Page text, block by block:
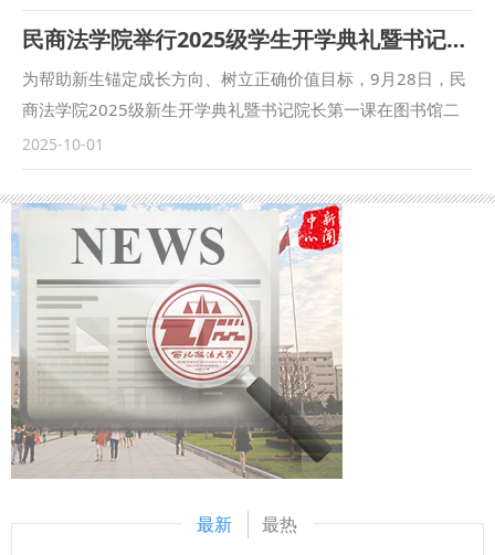
助理赵琳、闫欢应邀参会。 在论坛主旨发言环节，鲁洋作题
为“‘四个与共’与铸牢中华民族共同体意识”的发言。在平行论坛
发言环节，赵琳作题为“一核两融·三维协同：西北政法大学思
政课教学高质量发展的实践探索”的发言。鲁洋还参加了“立格
联盟”高校院长与组团式对口援助新疆政法学院马克思主义学
院院长联席会议。 本次立格联盟院长论坛的举办恰逢庆祝新
疆维吾尔自治区成立70周年之际，论坛紧紧聚焦铸牢中华民族
共同体意识和新时代边疆治理，是高校人文社会科学研究围绕
党在新时代中心工作的体现，为进一步贯彻落实新时代治疆方
略提供了学术交流与实践探索的平台。 （供稿：马克思主义
学院 撰稿：鲁洋 审核：刘驰）
民商法学院举行2025级学生开学典礼暨书记院长第一课
为帮助新生锚定成长方向、树立正确价值目标，9月28日，民
商法学院2025级新生开学典礼暨书记院长第一课在图书馆二
楼满天星报告厅举行。民商法学院党委书记朱茂、院长程淑娟
等党政领导、行政干部、辅导员及2025级全体本科生、二学
位学生参加活动，活动由学院副院长凤建军主持。 在庄严肃
穆的国歌声中，本次典礼正式拉开了序幕。 朱茂为2025级全
体新生讲授了“书记第一课”。他表示，学校红色基因浓厚，法
学特色鲜明，建校以来为国家和社会培养了大量人才。同时，
他还对同学们提出三点希望：一是深植红色根脉，以忠诚铸魂
立心，在延安精神滋养中，忠诚于对马克思主义的信仰和对法
治中国的坚守；二是精研法治真义，以德法兼修立身，既要钻
进法典条文穷究其理，又要躬身实践体悟“奉法图强”的重量；
三是勇担时代使命，以实干笃行立业，通过社会实践、专业见
习、实习等各项校内外活动锤炼本领，投身基层社会治理。最
后他鼓励同学们以校史为鉴、以使命为帆，让青春在法治中国
建设的实践中绽放光彩，成长为堪当民族复兴重任的法治新
2025-10-01
最新 最热